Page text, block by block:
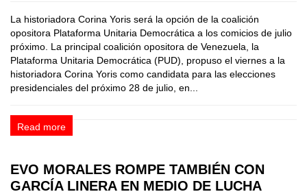
La historiadora Corina Yoris será la opción de la coalición
opositora Plataforma Unitaria Democrática a los comicios de julio
próximo. La principal coalición opositora de Venezuela, la
Plataforma Unitaria Democrática (PUD), propuso el viernes a la
historiadora Corina Yoris como candidata para las elecciones
presidenciales del próximo 28 de julio, en...
Read more
EVO MORALES ROMPE TAMBIÉN CON
GARCÍA LINERA EN MEDIO DE LUCHA